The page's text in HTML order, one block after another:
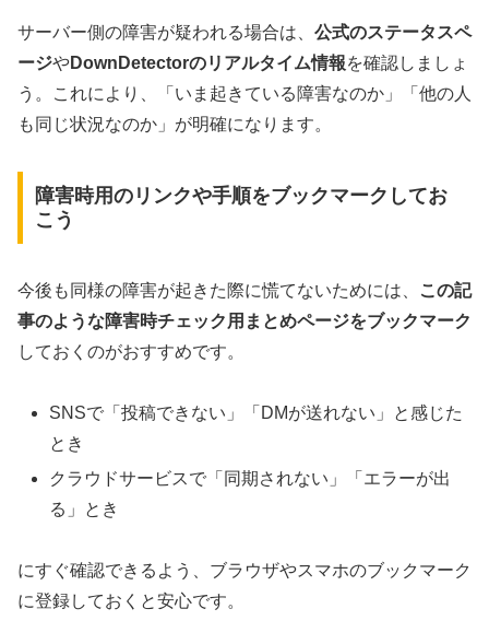
サーバー側の障害が疑われる場合は、 公式のステータスペ
ージやDownDetectorのリアルタイム情報を確認しましょ
う。これにより、「いま起きている障害なのか」「他の人
も同じ状況なのか」が明確になります。
障害時用のリンクや手順をブックマークしてお
こう
今後も同様の障害が起きた際に慌てないためには、
この記
事のような障害時チェック用まとめページをブックマーク
しておくのがおすすめです。
SNSで「投稿できない」「DMが送れない」と感じた
とき
クラウドサービスで「同期されない」「エラーが出
る」とき
にすぐ確認できるよう、ブラウザやスマホのブックマーク
に登録しておくと安心です。